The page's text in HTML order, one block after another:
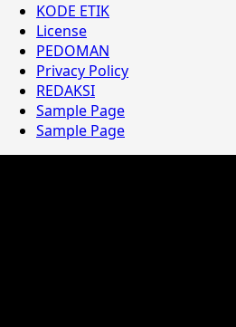
KODE ETIK
License
PEDOMAN
Privacy Policy
REDAKSI
Sample Page
Sample Page